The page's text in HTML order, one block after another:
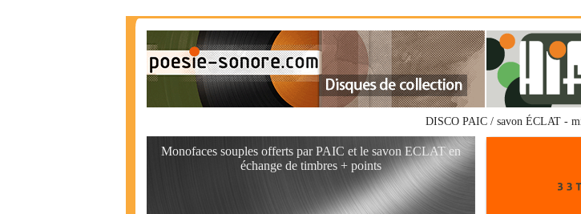
DISCO PAIC / savon ÉCLAT -
Monofaces souples offerts par PAIC et le savon ECLAT en
échange de timbres + points